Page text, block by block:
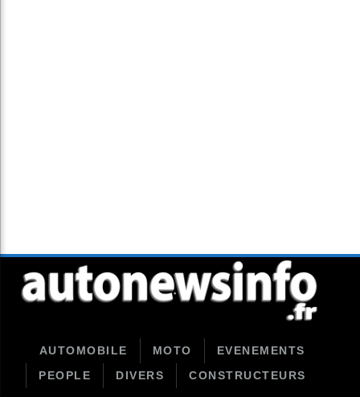
AUTOMOBILE MOTO
EVENEMENTS
PEOPLE
DIVERS CONSTRUCTEURS